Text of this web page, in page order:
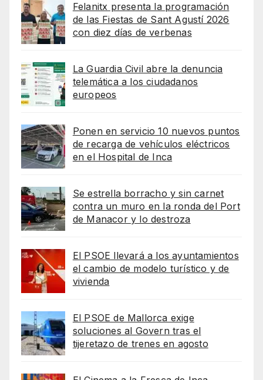
Felanitx presenta la programación
de las Fiestas de Sant Agustí 2026
con diez días de verbenas
La Guardia Civil abre la denuncia
telemática a los ciudadanos
europeos
Ponen en servicio 10 nuevos puntos
de recarga de vehículos eléctricos
en el Hospital de Inca
Se estrella borracho y sin carnet
contra un muro en la ronda del Port
de Manacor y lo destroza
El PSOE llevará a los ayuntamientos
el cambio de modelo turístico y de
vivienda
El PSOE de Mallorca exige
soluciones al Govern tras el
tijeretazo de trenes en agosto